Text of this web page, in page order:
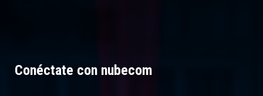
Conéctate con nubecom